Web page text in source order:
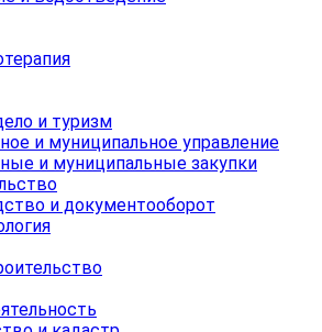
и туризм
и муниципальное управление
и муниципальные закупки
и документооборот